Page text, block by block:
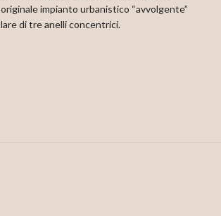
impianto urbanistico “avvolgente”
di tre anelli concentrici.